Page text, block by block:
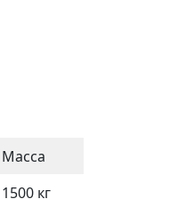
Масса
1500 кг